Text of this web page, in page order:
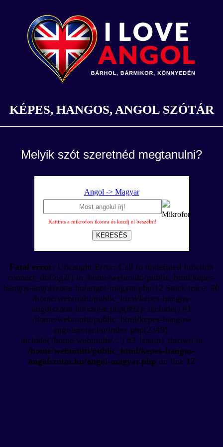
KÉPES, HANGOS, ANGOL SZÓTÁR
Melyik szót szeretnéd megtanulni?
Angol -> Magyar
Kattints a mikrofon ikonra és kezdj el beszélni!
KERESÉS
Fatal error: Uncaught Error: Call to undefined function
connect_dbEng2() in /home/webmulti/public_html/kepes-
hangos-angolszotar.hu/angol-magyar.php:12 Stack trace: #0
/home/webmulti/public_html/kepes-hangos-
angolszotar.hu/szotar.php(892): include() #1
/home/webmulti/public_html/kepes-hangos-
angolszotar.hu/index.php(2349):
include('/home/webmulti/...') #2 {main} thrown in
/home/webmulti/public_html/kepes-hangos-
angolszotar.hu/angol-magyar.php on line 12